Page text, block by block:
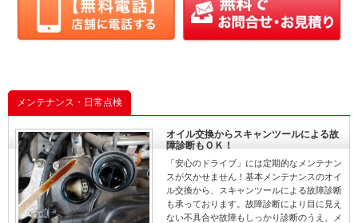
メンテナンス・日常点検
オイル交換からスキャンツールによる故
障診断もＯＫ！
「安心のドライブ」には定期的なメンテナン
スが欠かせません！基本メンテナンスのオイ
ル交換から、スキャンツールによる故障診断
も承っております。故障診断により目に見え
ない不具合や故障もしっかり診断のうえ、メ